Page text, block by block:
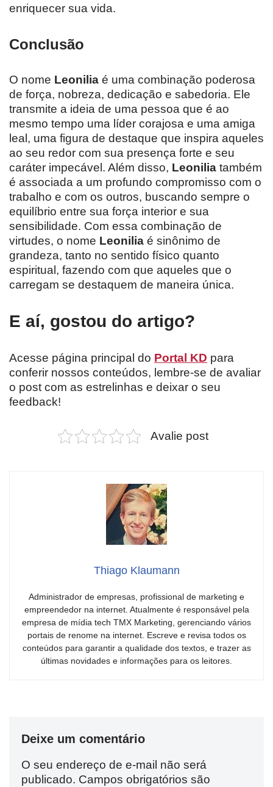
enriquecer sua vida.
Conclusão
O nome Leonilia é uma combinação poderosa
de força, nobreza, dedicação e sabedoria. Ele
transmite a ideia de uma pessoa que é ao
mesmo tempo uma líder corajosa e uma amiga
leal, uma figura de destaque que inspira aqueles
ao seu redor com sua presença forte e seu
caráter impecável. Além disso, Leonilia também
é associada a um profundo compromisso com o
trabalho e com os outros, buscando sempre o
equilíbrio entre sua força interior e sua
sensibilidade. Com essa combinação de
virtudes, o nome Leonilia é sinônimo de
grandeza, tanto no sentido físico quanto
espiritual, fazendo com que aqueles que o
carregam se destaquem de maneira única.
E aí, gostou do artigo?
Acesse página principal do Portal KD para
conferir nossos conteúdos, lembre-se de avaliar
o post com as estrelinhas e deixar o seu
feedback!
Avalie post
Thiago Klaumann
Administrador de empresas, profissional de marketing e
empreendedor na internet. Atualmente é responsável pela
empresa de mídia tech TMX Marketing, gerenciando vários
portais de renome na internet. Escreve e revisa todos os
conteúdos para garantir a qualidade dos textos, e trazer as
últimas novidades e informações para os leitores.
Deixe um comentário
O seu endereço de e-mail não será
publicado. Campos obrigatórios são